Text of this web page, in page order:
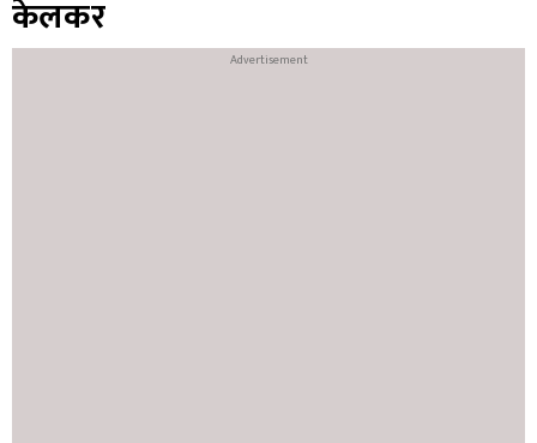
केलकर